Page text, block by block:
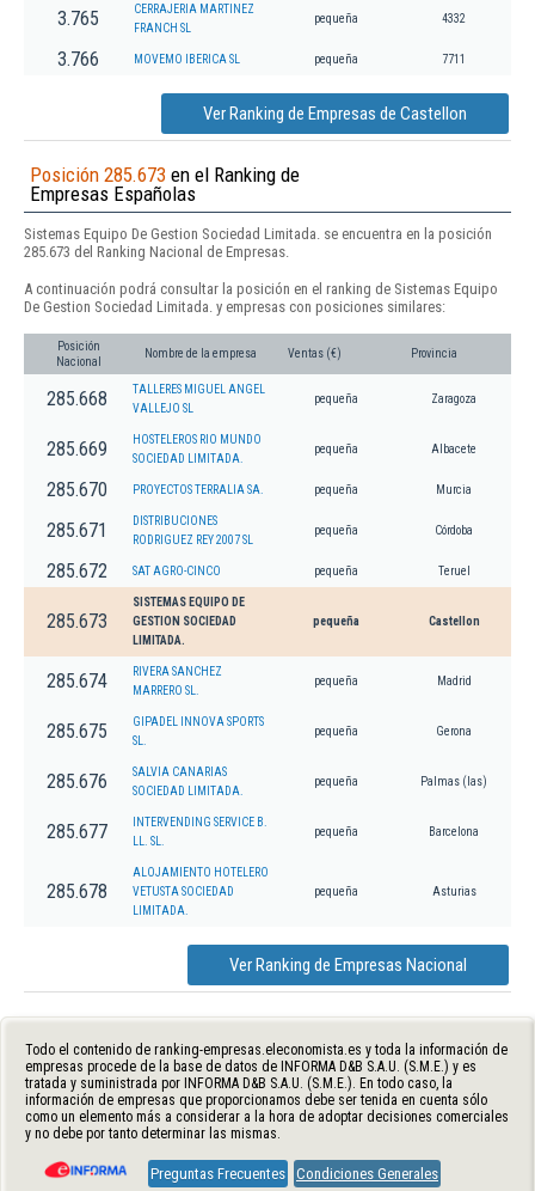
3.765
CERRAJERIA MARTINEZ
FRANCH SL
pequeña 4332
3.766 MOVEMO IBERICA SL pequeña 7711
Ver Ranking de Empresas de Castellon
Posición 285.673 en el Ranking de
Empresas Españolas
Sistemas Equipo De Gestion Sociedad Limitada. se encuentra en la posición
285.673 del Ranking Nacional de Empresas.
A continuación podrá consultar la posición en el ranking de Sistemas Equipo
De Gestion Sociedad Limitada. y empresas con posiciones similares:
Posición
Nacional
Nombre de la empresa Ventas (€) Provincia
285.668
TALLERES MIGUEL ANGEL
VALLEJO SL
pequeña Zaragoza
285.669
HOSTELEROS RIO MUNDO
SOCIEDAD LIMITADA.
pequeña Albacete
285.670 PROYECTOS TERRALIA SA. pequeña Murcia
285.671
DISTRIBUCIONES
RODRIGUEZ REY 2007 SL
pequeña Córdoba
285.672 SAT AGRO-CINCO pequeña Teruel
285.673
SISTEMAS EQUIPO DE
GESTION SOCIEDAD
LIMITADA.
pequeña Castellon
285.674
RIVERA SANCHEZ
MARRERO SL.
pequeña Madrid
285.675
GIPADEL INNOVA SPORTS
SL.
pequeña Gerona
285.676
SALVIA CANARIAS
SOCIEDAD LIMITADA.
pequeña Palmas (las)
285.677
INTERVENDING SERVICE B.
LL. SL.
pequeña Barcelona
285.678
ALOJAMIENTO HOTELERO
VETUSTA SOCIEDAD
LIMITADA.
pequeña Asturias
Ver Ranking de Empresas Nacional
Todo el contenido de ranking-empresas.eleconomista.es y toda la información de
empresas procede de la base de datos de INFORMA D&B S.A.U. (S.M.E.) y es
tratada y suministrada por INFORMA D&B S.A.U. (S.M.E.). En todo caso, la
información de empresas que proporcionamos debe ser tenida en cuenta sólo
como un elemento más a considerar a la hora de adoptar decisiones comerciales
y no debe por tanto determinar las mismas.
Preguntas Frecuentes Condiciones Generales